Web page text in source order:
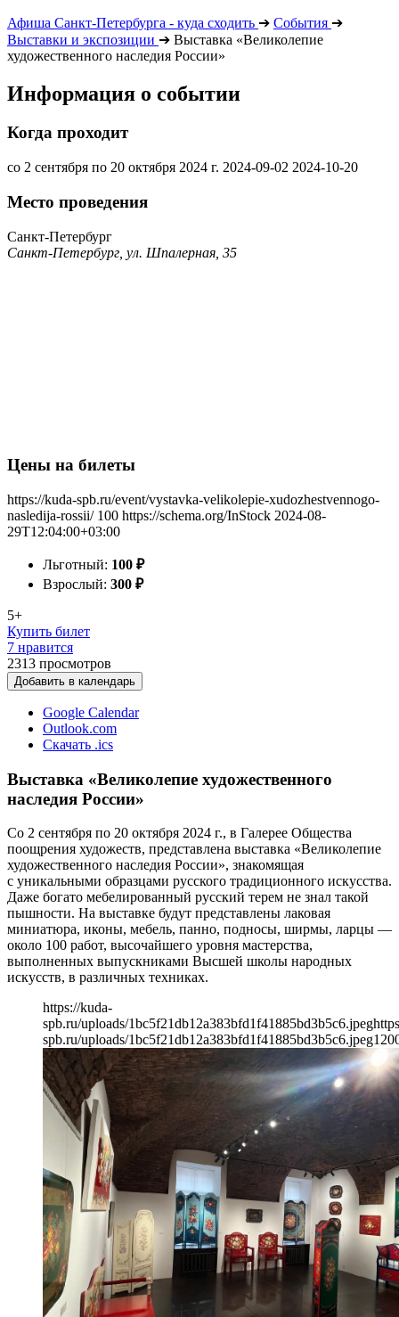
Афиша Санкт-Петербурга - куда сходить ➔ События ➔
Выставки и экспозиции ➔ Выставка «Великолепие
художественного наследия России»
Информация о событии
Когда проходит
со 2 сентября по 20 октября 2024 г. 2024-09-02 2024-10-20
Место проведения
Санкт-Петербург
Санкт-Петербург, ул. Шпалерная, 35
Цены на билеты
https://kuda-spb.ru/event/vystavka-velikolepie-xudozhestvennogo-
nasledija-rossii/ 100 https://schema.org/InStock 2024-08-
29T12:04:00+03:00
Льготный: 100 ₽
Взрослый: 300 ₽
5+
Купить билет
7 нравится
2313 просмотров
Добавить в календарь
Google Calendar
Outlook.com
Скачать .ics
Выставка «Великолепие художественного
наследия России»
Со 2 сентября по 20 октября 2024 г., в Галерее Общества
поощрения художеств, представлена выставка «Великолепие
художественного наследия России», знакомящая
с уникальными образцами русского традиционного искусства.
Даже богато мебелированный русский терем не знал такой
пышности. На выставке будут представлены лаковая
миниатюра, иконы, мебель, панно, подносы, ширмы, ларцы —
около 100 работ, высочайшего уровня мастерства,
выполненных выпускниками Высшей школы народных
искусств, в различных техниках.
https://kuda-
spb.ru/uploads/1bc5f21db12a383bfd1f41885bd3b5c6.jpeg
spb.ru/uploads/1bc5f21db12a383bfd1f41885bd3b5c6.jpeg